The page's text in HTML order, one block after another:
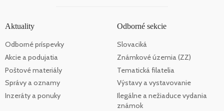
Aktuality
Odborné príspevky
Akcie a podujatia
Poštové materiály
Správy a oznamy
Inzeráty a ponuky
Odborné sekcie
Slovaciká
Známkové územia (ZZ)
Tematická filatelia
Výstavy a vystavovanie
Ilegálne a nežiaduce vydania
známok